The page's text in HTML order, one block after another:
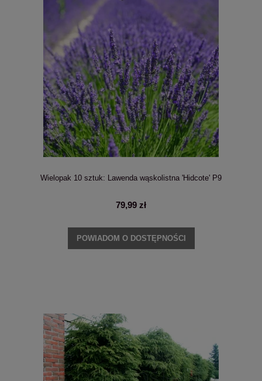
Wielopak 10 sztuk: Lawenda wąskolistna 'Hidcote' P9
79,99 zł
POWIADOM O DOSTĘPNOŚCI